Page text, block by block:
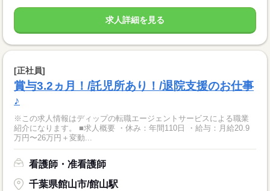
求人詳細を見る
[正社員]
賞与3.2ヵ月！/託児所あり！/退院支援のお仕事
♪
※この求人情報はディップの転職エージェントサービスによる職業
紹介になります。 ■求人概要 ・休み：年間110日 ・給与：月給20.9
万円〜26万円＋変動...
看護師・准看護師
千葉県館山市/館山駅